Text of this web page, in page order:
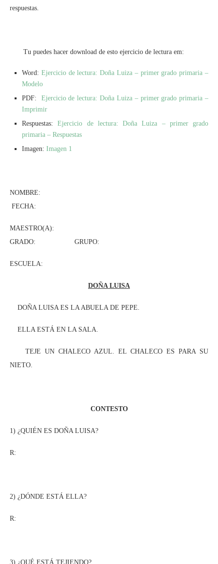
respuestas.
Tu puedes hacer download de esto ejercicio de lectura em:
Word: Ejercicio de lectura: Doña Luiza – primer grado primaria –
Modelo
PDF: Ejercicio de lectura: Doña Luiza – primer grado primaria –
Imprimir
Respuestas:Ejercicio de lectura: Doña Luiza – primer grado
primaria – Respuestas
Imagen: Imagen 1
NOMBRE:
FECHA:
MAESTRO(A):
GRADO: GRUPO:
ESCUELA:
DOÑA LUISA
DOÑA LUISA ES LA ABUELA DE PEPE.
ELLA ESTÁ EN LA SALA.
TEJE UN CHALECO AZUL. EL CHALECO ES PARA SU
NIETO.
CONTESTO
1) ¿QUIÉN ES DOÑA LUISA?
R:
2) ¿DÓNDE ESTÁ ELLA?
R:
3) ¿QUÉ ESTÁ TEJIENDO?